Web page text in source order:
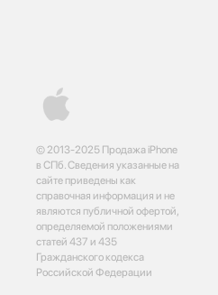
© 2013-2025 Продажа iPhone
в СПб. Сведения указанные на
сайте приведены как
справочная информация и не
являются публичной офертой,
определяемой положениями
статей 437 и 435
Гражданского кодекса
Российской Федерации